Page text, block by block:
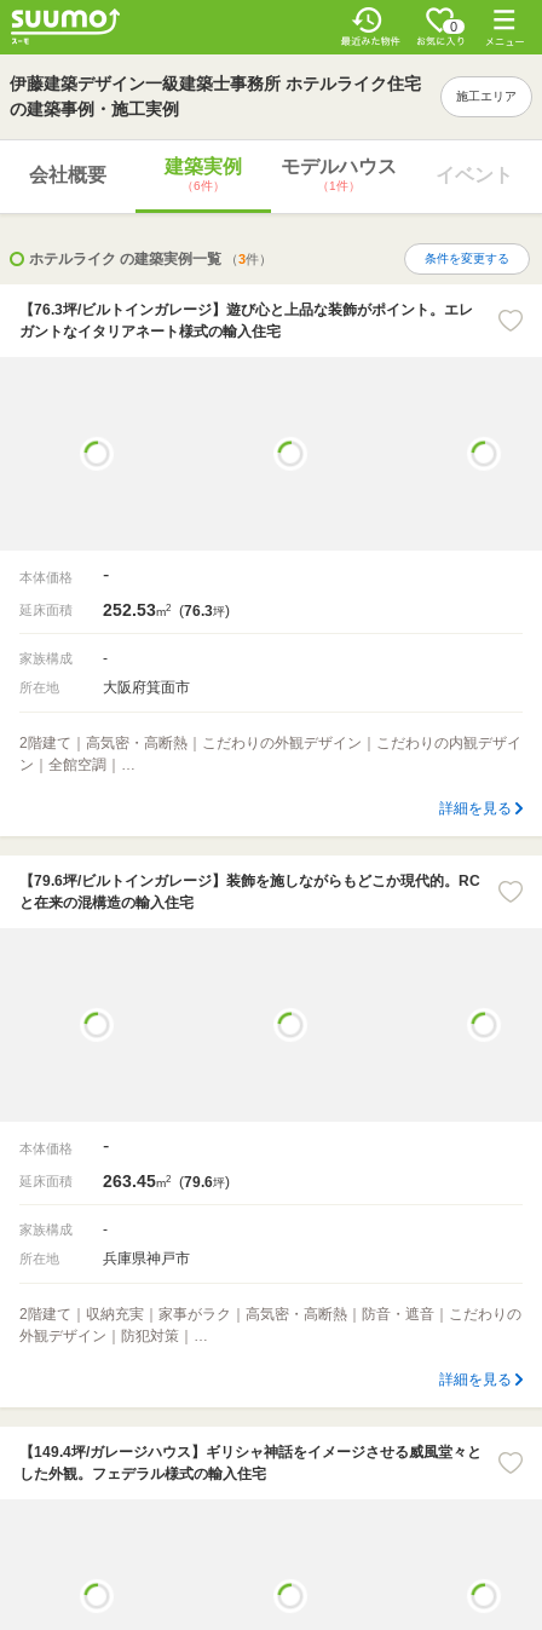
0
伊藤建築デザイン一級建築士事務所 ホテルライク住宅
の建築事例・施工実例
施工エリア
会社概要 建築実例
（6件）
モデルハウス
（1件）
イベント
ホテルライク の建築実例一覧 （3件） 条件を変更する
【76.3坪/ビルトインガレージ】遊び心と上品な装飾がポイント。エレ
ガントなイタリアネート様式の輸入住宅
本体価格 -
延床面積 252.53m2 (76.3坪)
家族構成 -
所在地 大阪府箕面市
2階建て｜高気密・高断熱｜こだわりの外観デザイン｜こだわりの内観デザイ
ン｜全館空調｜…
詳細を見る
【79.6坪/ビルトインガレージ】装飾を施しながらもどこか現代的。RC
と在来の混構造の輸入住宅
本体価格 -
延床面積 263.45m2 (79.6坪)
家族構成 -
所在地 兵庫県神戸市
2階建て｜収納充実｜家事がラク｜高気密・高断熱｜防音・遮音｜こだわりの
外観デザイン｜防犯対策｜…
詳細を見る
【149.4坪/ガレージハウス】ギリシャ神話をイメージさせる威風堂々と
した外観。フェデラル様式の輸入住宅